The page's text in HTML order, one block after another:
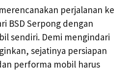
perjalanan ke
BSD Serpong dengan
sendiri. Demi mengindari
sejatinya persiapan
performa mobil harus